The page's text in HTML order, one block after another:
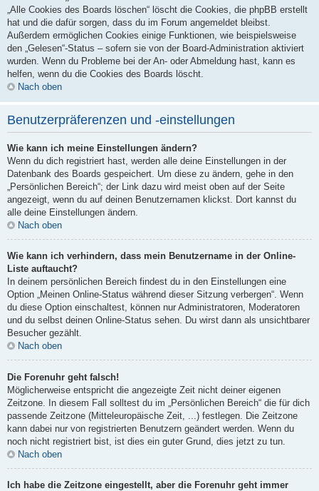
„Alle Cookies des Boards löschen“ löscht die Cookies, die phpBB erstellt
hat und die dafür sorgen, dass du im Forum angemeldet bleibst.
Außerdem ermöglichen Cookies einige Funktionen, wie beispielsweise
den „Gelesen“-Status – sofern sie von der Board-Administration aktiviert
wurden. Wenn du Probleme bei der An- oder Abmeldung hast, kann es
helfen, wenn du die Cookies des Boards löscht.
Nach oben
Benutzerpräferenzen und -einstellungen
Wie kann ich meine Einstellungen ändern?
Wenn du dich registriert hast, werden alle deine Einstellungen in der
Datenbank des Boards gespeichert. Um diese zu ändern, gehe in den
„Persönlichen Bereich“; der Link dazu wird meist oben auf der Seite
angezeigt, wenn du auf deinen Benutzernamen klickst. Dort kannst du
alle deine Einstellungen ändern.
Nach oben
Wie kann ich verhindern, dass mein Benutzername in der Online-
Liste auftaucht?
In deinem persönlichen Bereich findest du in den Einstellungen eine
Option „Meinen Online-Status während dieser Sitzung verbergen“. Wenn
du diese Option einschaltest, können nur Administratoren, Moderatoren
und du selbst deinen Online-Status sehen. Du wirst dann als unsichtbarer
Besucher gezählt.
Nach oben
Die Forenuhr geht falsch!
Möglicherweise entspricht die angezeigte Zeit nicht deiner eigenen
Zeitzone. In diesem Fall solltest du im „Persönlichen Bereich“ die für dich
passende Zeitzone (Mitteleuropäische Zeit, ...) festlegen. Die Zeitzone
kann dabei nur von registrierten Benutzern geändert werden. Wenn du
noch nicht registriert bist, ist dies ein guter Grund, dies jetzt zu tun.
Nach oben
Ich habe die Zeitzone eingestellt, aber die Forenuhr geht immer